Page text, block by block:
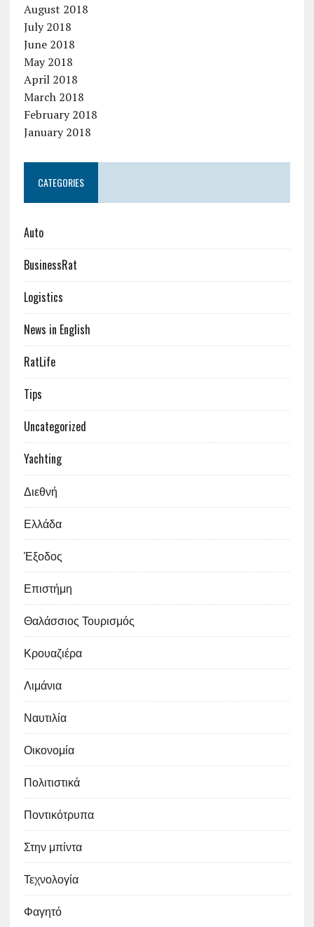
August 2018
July 2018
June 2018
May 2018
April 2018
March 2018
February 2018
January 2018
CATEGORIES
Auto
BusinessRat
Logistics
News in English
RatLife
Tips
Uncategorized
Yachting
Διεθνή
Ελλάδα
Έξοδος
Επιστήμη
Θαλάσσιος Τουρισμός
Κρουαζιέρα
Λιμάνια
Ναυτιλία
Οικονομία
Πολιτιστικά
Ποντικότρυπα
Στην μπίντα
Τεχνολογία
Φαγητό